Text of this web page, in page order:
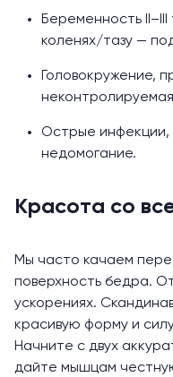
Беременность
коленях/тазу —
Головокружение,
Острые
недомогание.
Красота со
Мы часто качаем
поверхность бедра.
ускорениях.
красивую форму и
Начните с двух
дайте мышцам